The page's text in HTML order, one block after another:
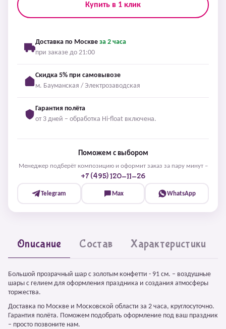
Купить в 1 клик
Доставка по Москве за 2 часа
при заказе до 21:00
Скидка 5% при самовывозе
м. Бауманская / Электрозаводская
Гарантия полёта
от 3 дней – обработка Hi-float включена.
Поможем с выбором
Менеджер подберёт композицию и оформит заказ за пару минут –
+7 (495) 120-11-26
Telegram Max WhatsApp
Описание Состав Характеристики
Большой прозрачный шар с золотым конфетти - 91 см. – воздушные
шары с гелием для оформления праздника и создания атмосферы
торжества.
Доставка по Москве и Московской области за 2 часа, круглосуточно.
Гарантия полёта. Поможем подобрать оформление под ваш праздник
– просто позвоните нам.